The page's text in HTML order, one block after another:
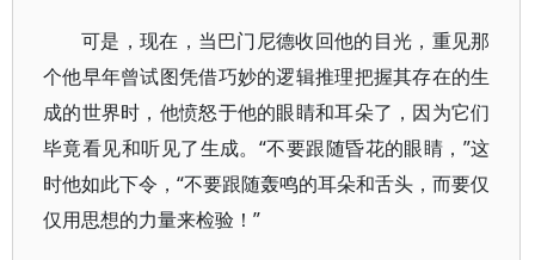
可是，现在，当巴门尼德收回他的目光，重见那
个他早年曾试图凭借巧妙的逻辑推理把握其存在的生
成的世界时，他愤怒于他的眼睛和耳朵了，因为它们
毕竟看见和听见了生成。“不要跟随昏花的眼睛，”这
时他如此下令，“不要跟随轰鸣的耳朵和舌头，而要仅
仅用思想的力量来检验！”